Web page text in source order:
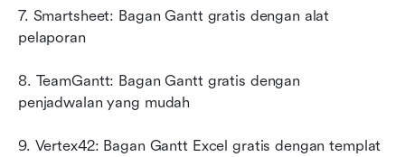
7. Smartsheet: Bagan Gantt gratis dengan alat
pelaporan
8. TeamGantt: Bagan Gantt gratis dengan
penjadwalan yang mudah
9. Vertex42: Bagan Gantt Excel gratis dengan templat